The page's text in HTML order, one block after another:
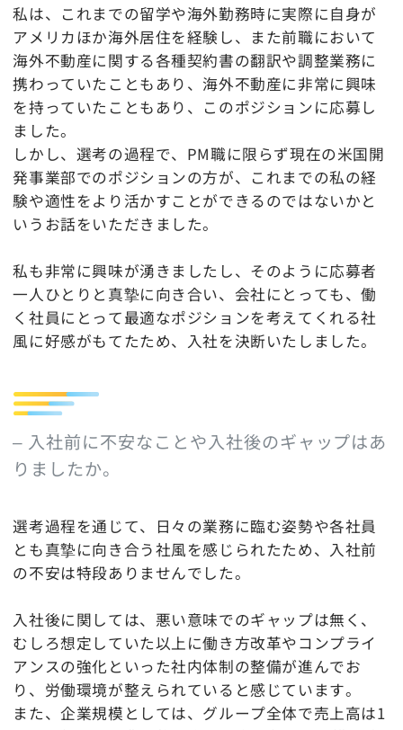
私は、これまでの留学や海外勤務時に実際に自身が
アメリカほか海外居住を経験し、また前職において
海外不動産に関する各種契約書の翻訳や調整業務に
携わっていたこともあり、海外不動産に非常に興味
を持っていたこともあり、このポジションに応募し
ました。
しかし、選考の過程で、PM職に限らず現在の米国開
発事業部でのポジションの方が、これまでの私の経
験や適性をより活かすことができるのではないかと
いうお話をいただきました。
私も非常に興味が湧きましたし、そのように応募者
一人ひとりと真摯に向き合い、会社にとっても、働
く社員にとって最適なポジションを考えてくれる社
風に好感がもてたため、入社を決断いたしました。
– 入社前に不安なことや入社後のギャップはあ
りましたか。
選考過程を通じて、日々の業務に臨む姿勢や各社員
とも真摯に向き合う社風を感じられたため、入社前
の不安は特段ありませんでした。
入社後に関しては、悪い意味でのギャップは無く、
むしろ想定していた以上に働き方改革やコンプライ
アンスの強化といった社内体制の整備が進んでお
り、労働環境が整えられていると感じています。
また、企業規模としては、グループ全体で売上高は1